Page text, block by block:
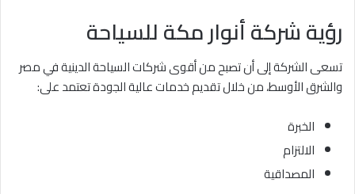
رؤية شركة أنوار مكة للسياحة
تسعى الشركة إلى أن تصبح من أقوى شركات السياحة الدينية في مصر
والشرق الأوسط، من خلال تقديم خدمات عالية الجودة تعتمد على:
الخبرة
الالتزام
المصداقية